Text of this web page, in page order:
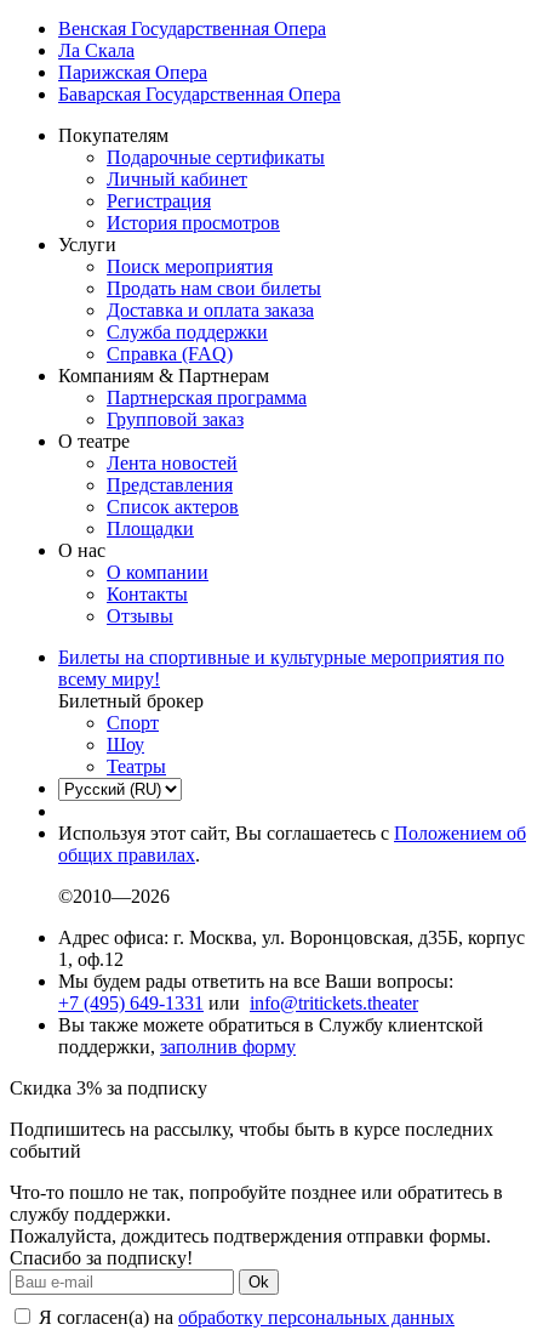
Венская Государственная Опера
Ла Скала
Парижская Опера
Баварская Государственная Опера
Покупателям
Подарочные сертификаты
Личный кабинет
Регистрация
История просмотров
Услуги
Поиск мероприятия
Продать нам свои билеты
Доставка и оплата заказа
Служба поддержки
Справка (FAQ)
Компаниям & Партнерам
Партнерская программа
Групповой заказ
О театре
Лента новостей
Представления
Список актеров
Площадки
О нас
О компании
Контакты
Отзывы
Билеты на спортивные и культурные мероприятия по
всему миру!
Билетный брокер
Спорт
Шоу
Театры
Используя этот сайт, Вы соглашаетесь с Положением об
общих правилах.
©2010—2026
Адрес офиса: г. Москва, ул. Воронцовская, д35Б, корпус
1, оф.12
Мы будем рады ответить на все Ваши вопросы:
+7 (495) 649-1331 или info@tritickets.theater
Вы также можете обратиться в Службу клиентской
поддержки, заполнив форму
Скидка 3% за подписку
Подпишитесь на рассылку, чтобы быть в курсе последних
событий
Что-то пошло не так, попробуйте позднее или обратитесь в
службу поддержки.
Пожалуйста, дождитесь подтверждения отправки формы.
Спасибо за подписку!
Ok
Я согласен(а) на обработку персональных данных